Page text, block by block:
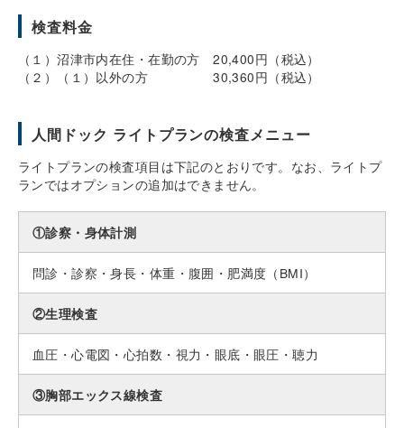
検査料金
（１）沼津市内在住・在勤の方 20,400円（税込）
（２）（１）以外の方 30,360円（税込）
人間ドック ライトプランの検査メニュー
ライトプランの検査項目は下記のとおりです。なお、ライトプ
ランではオプションの追加はできません。
①診察・身体計測
問診・診察・身長・体重・腹囲・肥満度（BMI）
②生理検査
血圧・心電図・心拍数・視力・眼底・眼圧・聴力
③胸部エックス線検査